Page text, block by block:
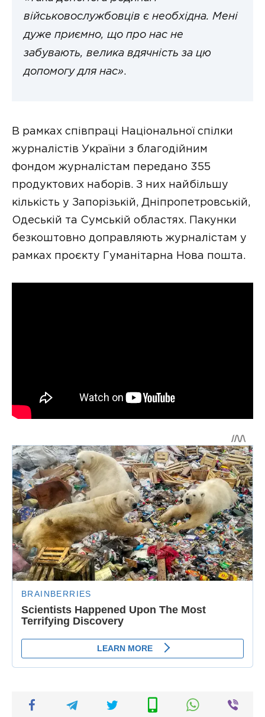
військовослужбовців є необхідна. Мені
дуже приємно, що про нас не
забувають, велика вдячність за цю
допомогу для нас».
В рамках співпраці Національної спілки
журналістів України з благодійним
фондом журналістам передано 355
продуктових наборів. З них найбільшу
кількість у Запорізькій, Дніпропетровській,
Одеській та Сумській областях. Пакунки
безкоштовно доправляють журналістам у
рамках проєкту Гуманітарна Нова пошта.